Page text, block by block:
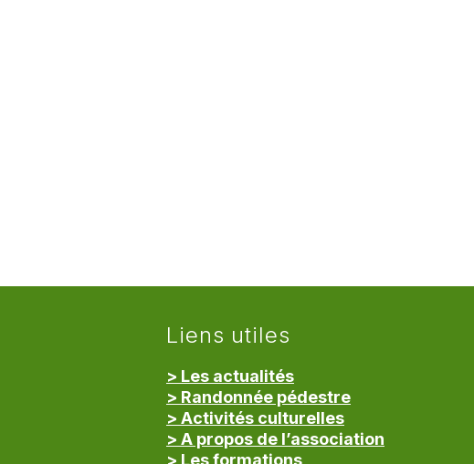
Liens utiles
> Les actualités
> Randonnée pédestre
> Activités culturelles
> A propos de l’association
> Les formations